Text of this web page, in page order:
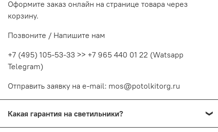
Оформите заказ онлайн на странице товара через
корзину.
Позвоните / Напишите нам
+7 (495) 105-53-33 >> +7 965 440 01 22 (Watsapp
Telegram)
Отправить заявку на e-mail: mos@potolkitorg.ru
Какая гарантия на светильники?